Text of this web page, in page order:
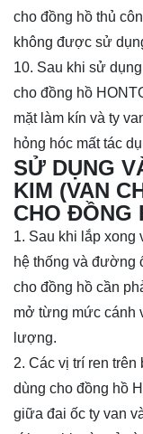
cho đồng hồ thủ
không được sử
10. Sau khi sử
cho đồng hồ
mặt làm kín và ty
hỏng hóc mất tác
SỬ DỤNG
KIM (VAN
CHO ĐỒNG
1. Sau khi lắp xong
hệ thống và đường
cho đồng hồ cần
mở từng mức cánh
lượng.
2. Các vị trí ren trên
dùng cho đồng hồ
giữa đai ốc ty van